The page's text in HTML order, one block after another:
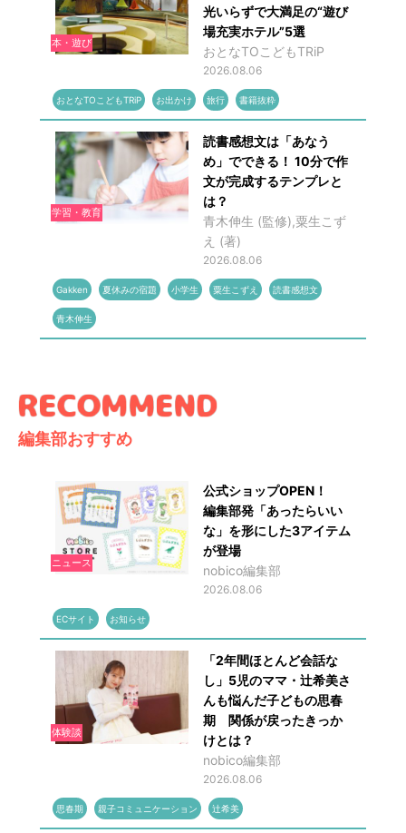
本・遊び
光いらずで大満足の“遊び
場充実ホテル”5選
おとなTOこどもTRiP
2026.08.06
おとなTOこどもTRiP お出かけ 旅行 書籍抜粋
学習・教育
読書感想文は「あなう
め」でできる！ 10分で作
文が完成するテンプレと
は？
青木伸生 (監修),粟生こず
え (著)
2026.08.06
Gakken 夏休みの宿題 小学生 粟生こずえ 読書感想文
青木伸生
編集部おすすめ
ニュース
公式ショップOPEN！
編集部発「あったらいい
な」を形にした3アイテム
が登場
nobico編集部
2026.08.06
ECサイト お知らせ
体験談
「2年間ほとんど会話な
し」5児のママ・辻希美さ
んも悩んだ子どもの思春
期 関係が戻ったきっか
けとは？
nobico編集部
2026.08.06
思春期 親子コミュニケーション 辻希美